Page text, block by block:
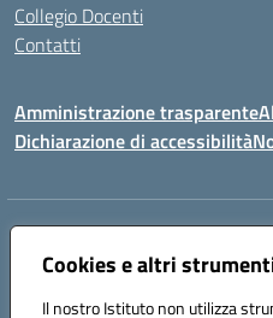
Cookies e altri
Il nostro Istituto non utilizza
Collegio Docenti
Contatti
Amministrazione trasparente
Dichiarazione di accessibilità
Indirizzo:
Centralino:+39 0836.341064